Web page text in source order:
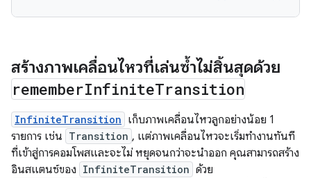
สร้างภาพเคลื่อนไหวที่เล่นซ้ำไม่สิ้นสุดด้วย
rememberInfiniteTransition
InfiniteTransition เก็บภาพเคลื่อนไหวลูกอย่างน้อย 1
รายการ เช่น Transition , แต่ภาพเคลื่อนไหวจะเริ่มทำงานทันที
ที่เข้าสู่การคอมโพสและจะไม่ หยุดจนกว่าจะนำออก คุณสามารถสร้าง
อินสแตนซ์ของ InfiniteTransition ด้วย